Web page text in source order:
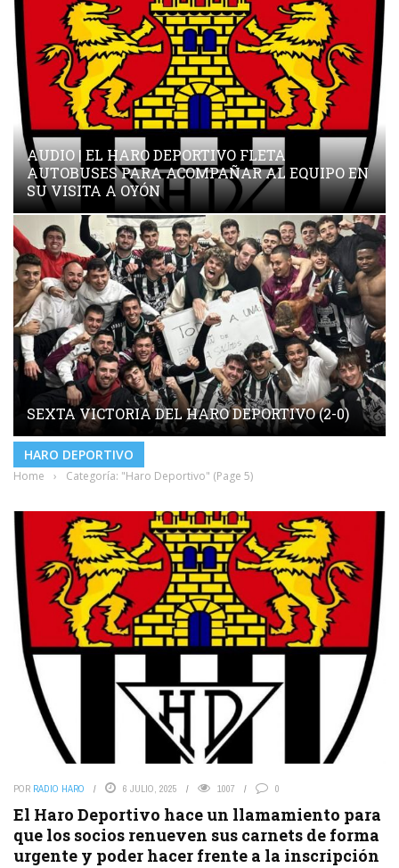
AUDIO | EL HARO DEPORTIVO FLETA
AUTOBUSES PARA ACOMPAÑAR AL EQUIPO EN
SU VISITA A OYÓN
SEXTA VICTORIA DEL HARO DEPORTIVO (2-0)
HARO DEPORTIVO
Home › Categoría: "Haro Deportivo" (Page 5)
POR RADIO HARO 6 JULIO, 2025 1007 0
El Haro Deportivo hace un llamamiento para
que los socios renueven sus carnets de forma
urgente y poder hacer frente a la inscripción